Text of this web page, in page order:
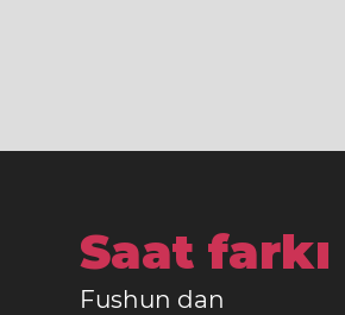
Saat farkı
Fushun dan